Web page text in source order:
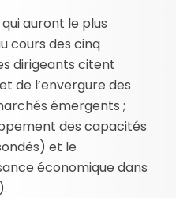
auront le plus
cours des cinq
dirigeants citent
de l’envergure des
émergents ;
des capacités
et le
économique dans